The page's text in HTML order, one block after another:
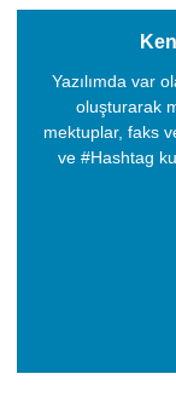
Yazılımda var
oluşturarak
mektuplar, faks
ve #Hashtag